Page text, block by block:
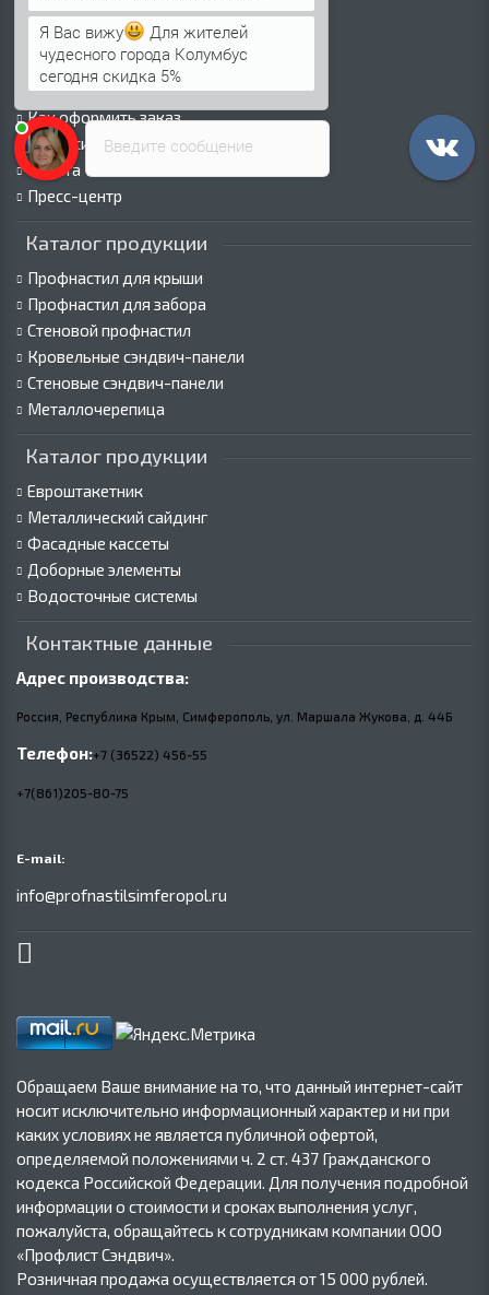
Политика безопасности
Условия соглашения
Сертификаты
Виды покрытий
Как оформить заказ
Вакансии
Оплата
Пресс-центр
Каталог продукции
Профнастил для крыши
Профнастил для забора
Стеновой профнастил
Кровельные сэндвич-панели
Стеновые сэндвич-панели
Металлочерепица
Каталог продукции
Евроштакетник
Металлический сайдинг
Фасадные кассеты
Доборные элементы
Водосточные системы
Контактные данные
Адрес производства:
Россия, Республика Крым, Симферополь, ул. Маршала Жукова, д. 44Б
Телефон:+7 (36522) 456-55
+7(861)205-80-75
E-mail:
info@profnastilsimferopol.ru
Обращаем Ваше внимание на то, что данный интернет-сайт
носит исключительно информационный характер и ни при
каких условиях не является публичной офертой,
определяемой положениями ч. 2 ст. 437 Гражданского
кодекса Российской Федерации. Для получения подробной
информации о стоимости и сроках выполнения услуг,
пожалуйста, обращайтесь к сотрудникам компании ООО
«Профлист Сэндвич».
Розничная продажа осуществляется от 15 000 рублей.
Введите сообщение
Я Вас вижу
Для жителей
чудесного города Колумбус
сегодня скидка 5%